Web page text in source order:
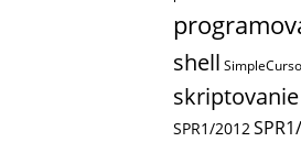
shell
skriptovanie
SPR1/2012